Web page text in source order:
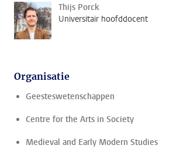
Thijs Porck
Universitair hoofddocent
Organisatie
Geesteswetenschappen
Centre for the Arts in Society
Medieval and Early Modern Studies